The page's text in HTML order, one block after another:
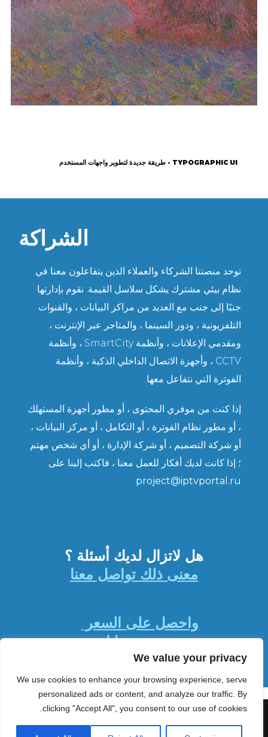
We value your privacy
We use cookies to enhance your browsing experience, serve
personalized ads or content, and analyze our traffic. By
clicking "Accept All", you consent to our use of cookies.
TYPOGRAPHIC UI - طريقة جديدة لتطوير واجهات المستخدم
الشراكة
توحد منصتنا الشركاء والعملاء الذين يتفاعلون معنا في
نظام بيئي مشترك يشكل سلاسل القيمة. نقوم بإدارتها
جنبًا إلى جنب مع العديد من مراكز البيانات ، والقنوات
التلفزيونية ، ودور السينما ، والمتاجر عبر الإنترنت ،
ومقدمي الإعلانات ، وأنظمة SmartCity ، وأنظمة
CCTV ، وأجهزة الاتصال الداخلي الذكية ، وأنظمة
الفوترة التي نتفاعل معها.
إذا كنت من موفري المحتوى ، أو مطور أجهزة المستهلك
، أو مطور نظام الفوترة ، أو التكامل ، أو مركز البيانات ،
أو شركة التصميم ، أو شركة الإدارة ، أو أي شخص مهتم
؛ إذا كانت لديك أفكار للعمل معنا ، فاكتب إلينا على
project@iptvportal.ru
هل لاتزال لديك أسئلة ؟
معنى ذلك تواصل معنا
واحصل على السعر
جرب مجانا